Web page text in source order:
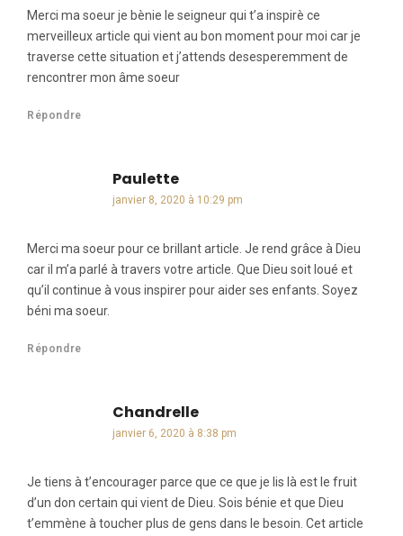
Merci ma soeur je bènie le seigneur qui t’a inspirè ce
merveilleux article qui vient au bon moment pour moi car je
traverse cette situation et j’attends desesperemment de
rencontrer mon âme soeur
Répondre
Paulettedit :
janvier 8, 2020 à 10:29 pm
Merci ma soeur pour ce brillant article. Je rend grâce à Dieu
car il m’a parlé à travers votre article. Que Dieu soit loué et
qu’il continue à vous inspirer pour aider ses enfants. Soyez
béni ma soeur.
Répondre
Chandrelledit :
janvier 6, 2020 à 8:38 pm
Je tiens à t’encourager parce que ce que je lis là est le fruit
d’un don certain qui vient de Dieu. Sois bénie et que Dieu
t’emmène à toucher plus de gens dans le besoin. Cet article